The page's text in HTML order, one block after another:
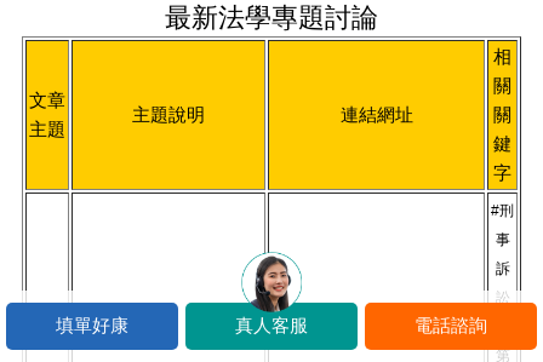
最新法學專題討論
文章
主題
主題說明 連結網址
相
關
關
鍵
字
#刑
事
訴
訟
第
填單好康 真人客服 電話諮詢